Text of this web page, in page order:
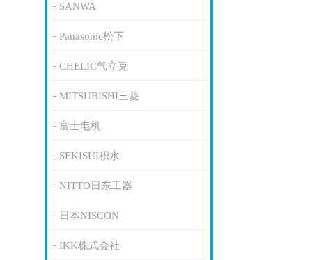
SANWA
Panasonic松下
CHELIC气立克
MITSUBISHI三菱
富士电机
SEKISUI积水
NITTO日东工器
日本NISCON
IKK株式会社